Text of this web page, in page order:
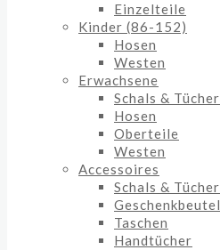
Einzelteile
Kinder (86-152)
Hosen
Westen
Erwachsene
Schals & Tücher
Hosen
Oberteile
Westen
Accessoires
Schals & Tücher
Geschenkbeutel
Taschen
Handtücher